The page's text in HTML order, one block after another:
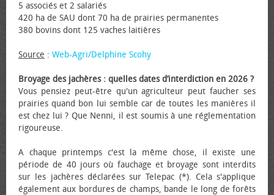
5 associés et 2 salariés
420 ha de SAU dont 70 ha de prairies permanentes
380 bovins dont 125 vaches laitières
Source : Web-Agri/Delphine Scohy
Broyage des jachères : quelles dates d’interdiction en 2026 ?
Vous pensiez peut-être qu'un agriculteur peut faucher ses
prairies quand bon lui semble car de toutes les manières il
est chez lui ? Que Nenni, il est soumis à une réglementation
rigoureuse.
A chaque printemps c'est la même chose, il existe une
période de 40 jours où fauchage et broyage sont interdits
sur les jachères déclarées sur Telepac (*). Cela s'applique
également aux bordures de champs, bande le long de forêts